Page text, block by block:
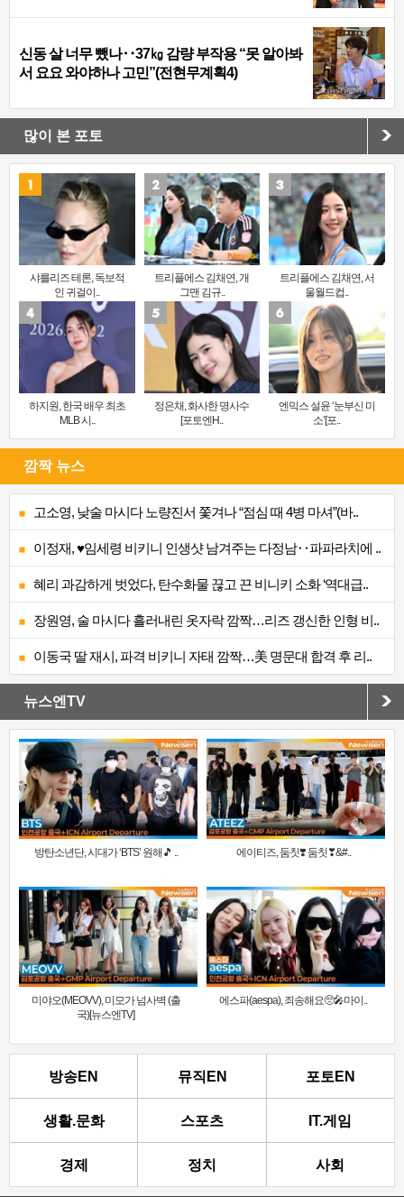
신동 살 너무 뺐나‥37㎏ 감량 부작용 “못 알아봐
서 요요 와야하나 고민”(전현무계획4)
많이 본 포토
샤를리즈 테론, 독보적
인 귀걸이..
트리플에스 김채연, 개
그맨 김규..
트리플에스 김채연, 서
울월드컵..
하지원, 한국 배우 최초
MLB 시..
정은채, 화사한 명사수
[포토엔H..
엔믹스 설윤 ‘눈부신 미
소’[포..
깜짝 뉴스
고소영, 낮술 마시다 노량진서 쫓겨나 “점심 때 4병 마셔”(바..
이정재, ♥임세령 비키니 인생샷 남겨주는 다정남‥파파라치에 ..
혜리 과감하게 벗었다, 탄수화물 끊고 끈 비니키 소화 ‘역대급..
장원영, 술 마시다 흘러내린 옷자락 깜짝…리즈 갱신한 인형 비..
이동국 딸 재시, 파격 비키니 자태 깜짝…美 명문대 합격 후 리..
뉴스엔TV
방탄소년단, 시대가 ‘BTS’ 원해🎵 .. 에이티즈, 둠칫❣️ 둠칫❣&#..
미야오(MEOVV), 미모가 넘사벽 (출
국)[뉴스엔TV]
에스파(aespa), 죄송해요🥺🎤마이..
방송EN 뮤직EN 포토EN
생활.문화 스포츠 IT.게임
경제 정치 사회